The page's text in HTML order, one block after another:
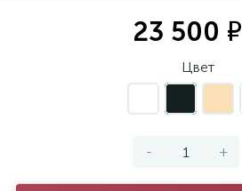
23 500 ₽
Цвет
- +